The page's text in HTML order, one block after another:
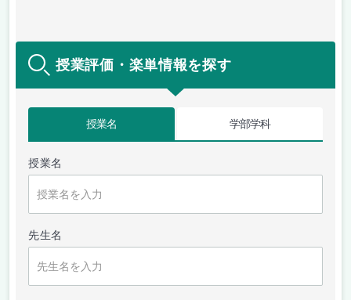
授業評価・楽単情報を探す
授業名 学部学科
授業名
先生名